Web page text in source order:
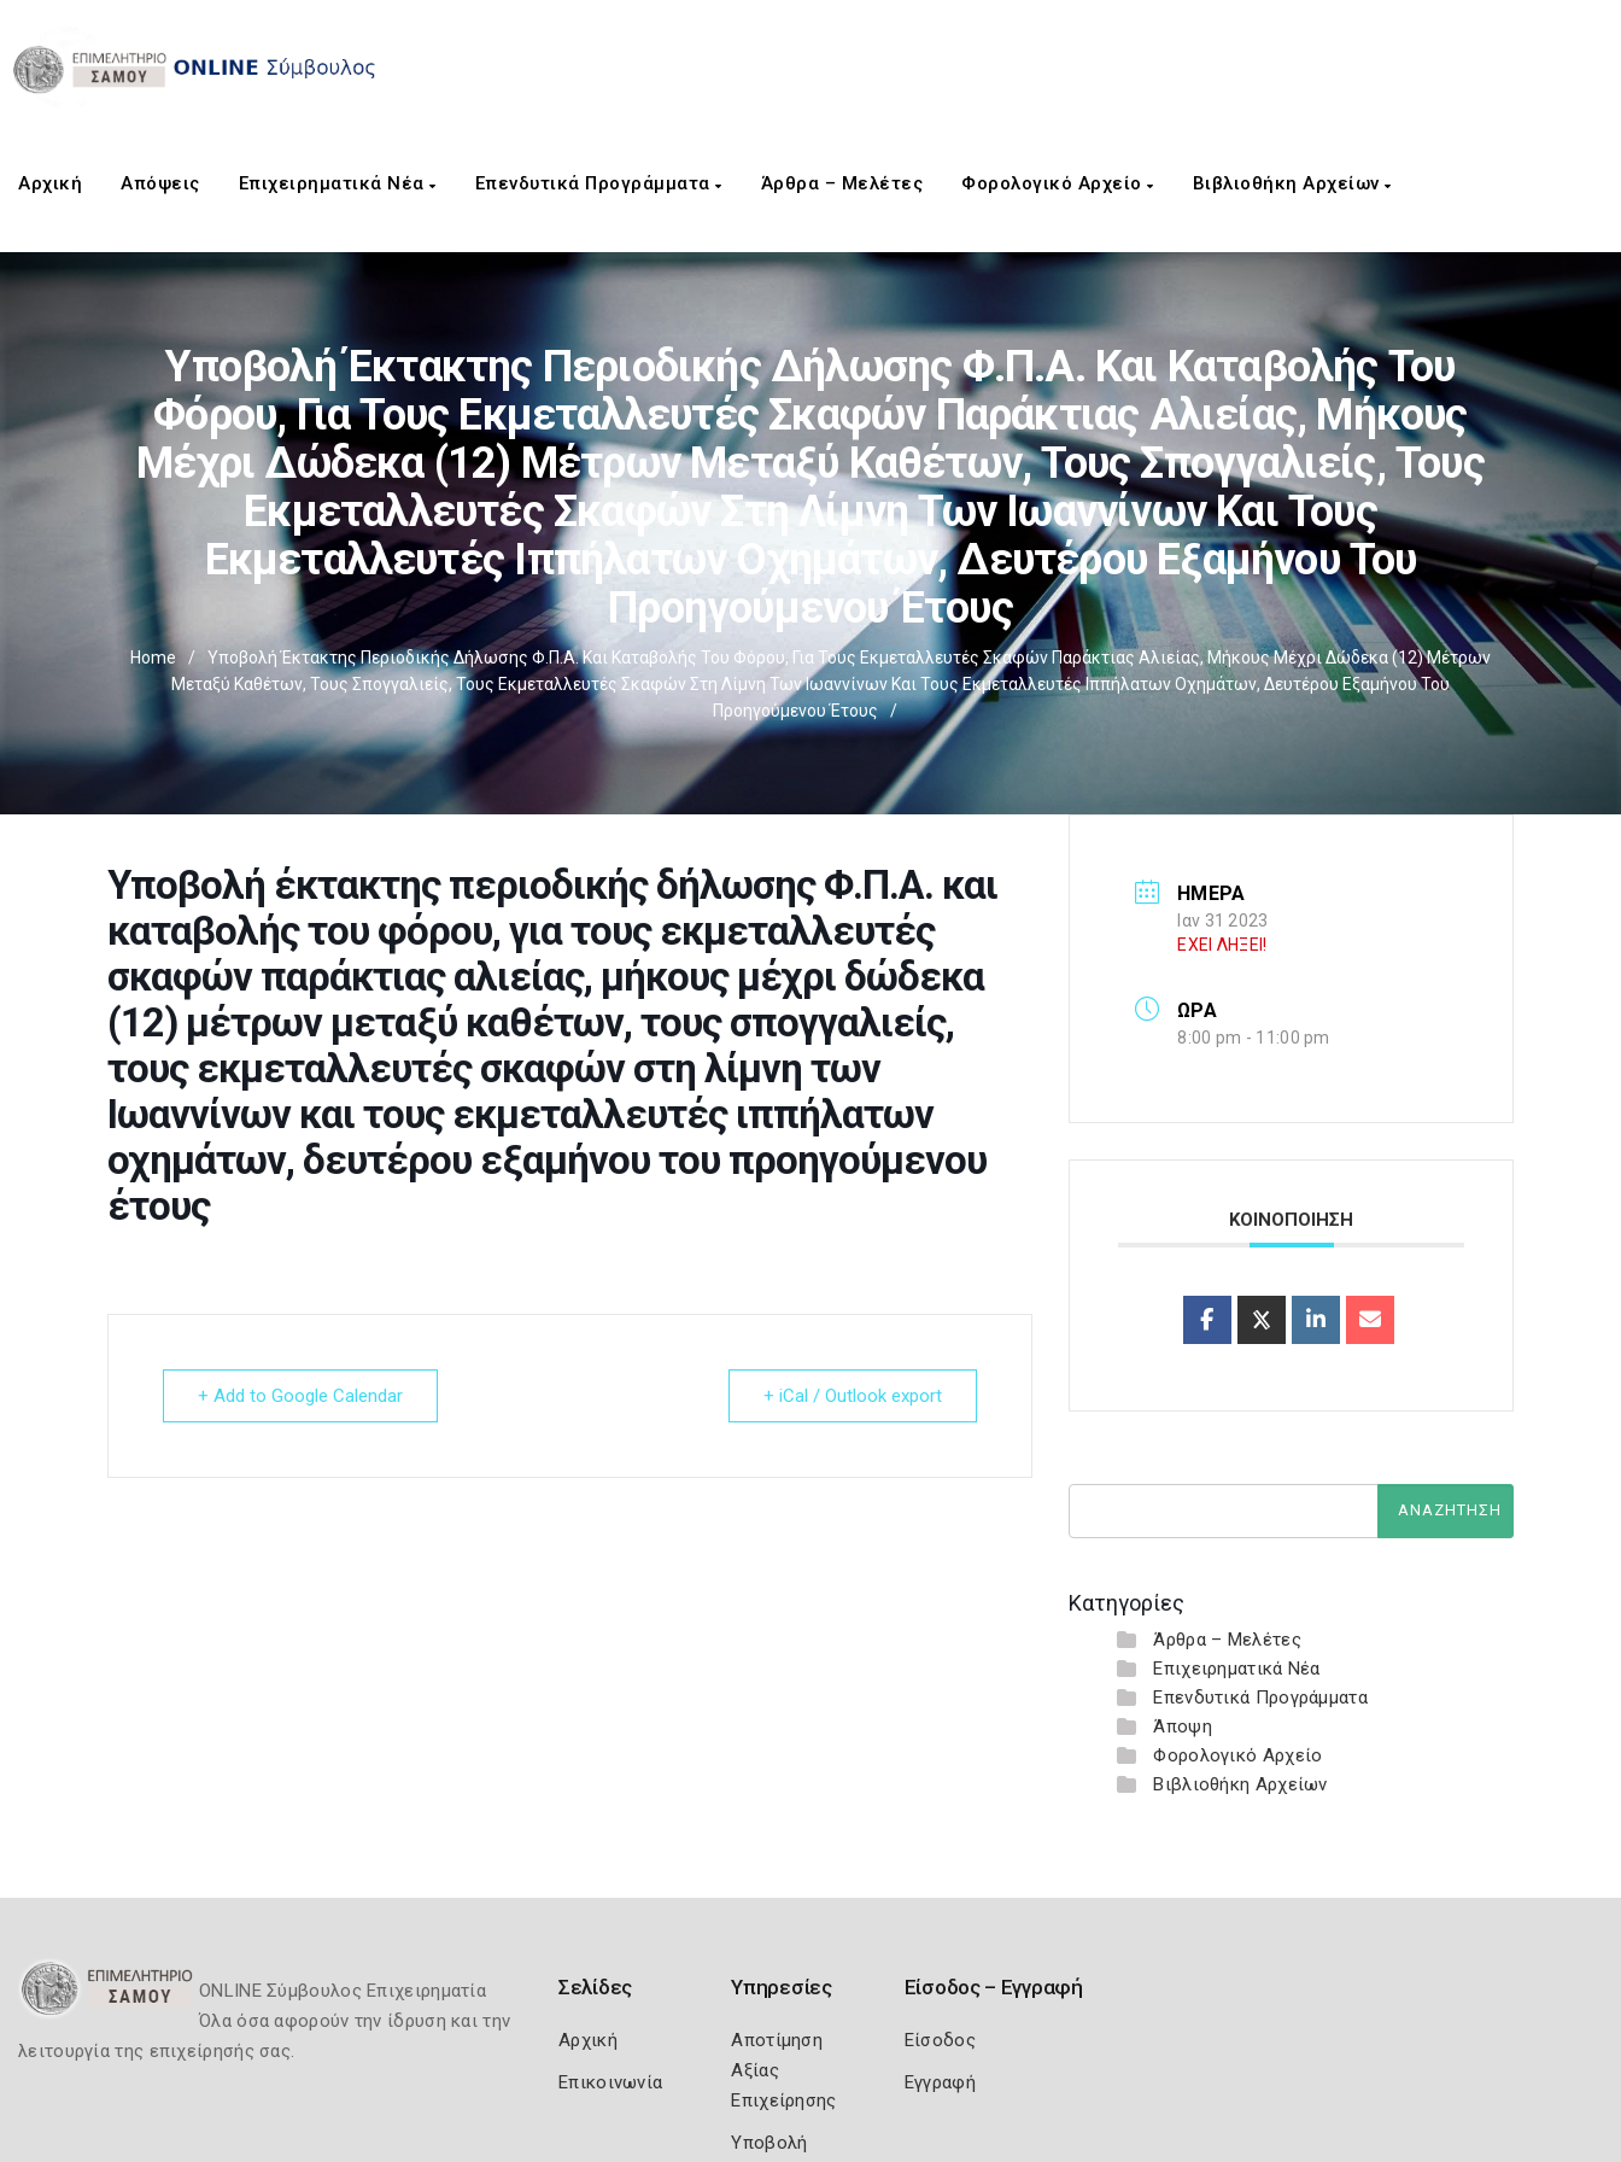
Αρχική Aπόψεις Επιχειρηματικά Νέα Επενδυτικά Προγράμματα Άρθρα – Μελέτες Φορολογικό Αρχείο Βιβλιοθήκη Αρχείων
Υποβολή Έκτακτης Περιοδικής Δήλωσης Φ.Π.Α. Και Καταβολής Του
Φόρου, Για Τους Εκμεταλλευτές Σκαφών Παράκτιας Αλιείας, Μήκους
Μέχρι Δώδεκα (12) Μέτρων Μεταξύ Καθέτων, Τους Σπογγαλιείς, Τους
Εκμεταλλευτές Σκαφών Στη Λίμνη Των Ιωαννίνων Και Τους
Εκμεταλλευτές Ιππήλατων Οχημάτων, Δευτέρου Εξαμήνου Του
Προηγούμενου Έτους
Home /
Υποβολή Έκτακτης Περιοδικής Δήλωσης Φ.Π.Α. Και Καταβολής Του Φόρου, Για Τους Εκμεταλλευτές Σκαφών Παράκτιας Αλιείας, Μήκους Μέχρι Δώδεκα (12) Μέτρων
Μεταξύ Καθέτων, Τους Σπογγαλιείς, Τους Εκμεταλλευτές Σκαφών Στη Λίμνη Των Ιωαννίνων Και Τους Εκμεταλλευτές Ιππήλατων Οχημάτων, Δευτέρου Εξαμήνου Του
Προηγούμενου Έτους
/
Υποβολή έκτακτης περιοδικής δήλωσης Φ.Π.Α. και
καταβολής του φόρου, για τους εκμεταλλευτές
σκαφών παράκτιας αλιείας, μήκους μέχρι δώδεκα
(12) μέτρων μεταξύ καθέτων, τους σπογγαλιείς,
τους εκμεταλλευτές σκαφών στη λίμνη των
Ιωαννίνων και τους εκμεταλλευτές ιππήλατων
οχημάτων, δευτέρου εξαμήνου του προηγούμενου
έτους
+ Add to Google Calendar + iCal / Outlook export
ΗΜΕΡΑ
Ιαν 31 2023
ΕΧΕΙ ΛΗΞΕΙ!
ΩΡΑ
8:00 pm - 11:00 pm
ΚΟΙΝΟΠΟΙΗΣΗ
Κατηγορίες
Άρθρα – Μελέτες
Επιχειρηματικά Νέα
Επενδυτικά Προγράμματα
Άποψη
Φορολογικό Αρχείο
Βιβλιοθήκη Αρχείων
ONLINE Σύμβουλος Επιχειρηματία
Όλα όσα αφορούν την ίδρυση και την
λειτουργία της επιχείρησής σας.
Σελίδες
Αρχική
Επικοινωνία
Υπηρεσίες
Αποτίμηση
Αξίας
Επιχείρησης
Υποβολή
Είσοδος – Εγγραφή
Είσοδος
Εγγραφή